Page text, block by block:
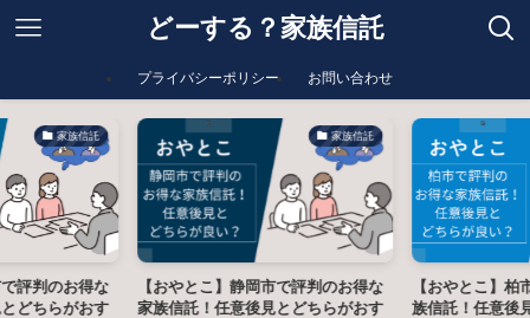
どーする？家族信託
プライバシーポリシー お問い合わせ
家族信託
評判のお得な
どちらがおす
家族信託
【おやとこ】静岡市で評判のお得な
家族信託！任意後見とどちらがおす
【おやとこ】柏
族信託！任意後